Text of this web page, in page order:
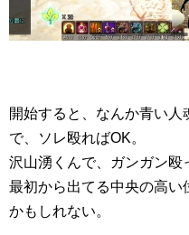
開始すると、なんか青い
で、ソレ殴ればOK。
沢山湧くんで、ガンガン殴
最初から出てる中央の高い
かもしれない。